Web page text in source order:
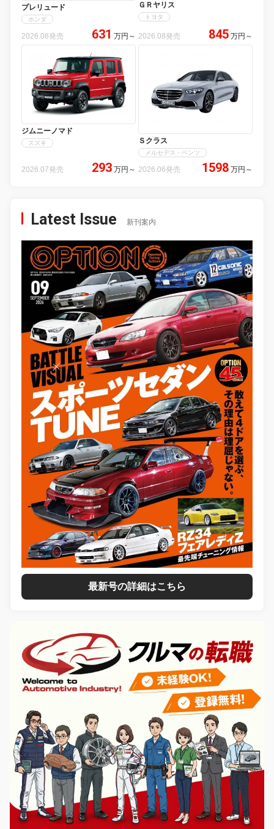
プレリュード
ホンダ
2026.08発売 631 万円 ～
ＧＲヤリス
トヨタ
2026.08発売 845 万円 ～
ジムニーノマド
スズキ
2026.07発売 293 万円 ～
Ｓクラス
メルセデス・ベンツ
2026.06発売 1598 万円 ～
Latest Issue 新刊案内
最新号の詳細はこちら